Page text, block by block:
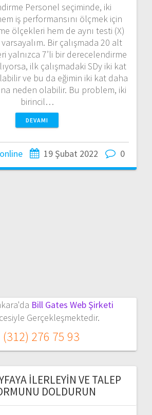
Personel seçiminde, iki
iş performansını ölçmek için
ölçekleri hem de aynı testi (X)
varsayalım. Bir çalışmada 20 alt
yalnızca 7’li bir derecelendirme
ilk çalışmadaki SDy iki kat
ve bu da eğimin iki kat daha
neden olabilir. Bu problem, iki
birincil…
DEVAMI
19 Şubat 2022 0
Bill Gates Web Şirketi
Gerçekleşmektedir.
(312) 276 75 93
İLERLEYIN VE TALEP
DOLDURUN